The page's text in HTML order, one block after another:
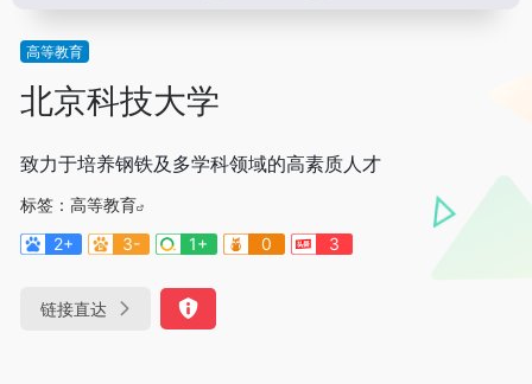
高等教育
北京科技大学
致力于培养钢铁及多学科领域的高素质人才
标签： 高等教育
2+
3- 1+ 0 3
链接直达